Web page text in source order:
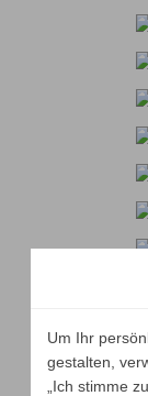
Um Ihr
gestalten,
„Ich stimme